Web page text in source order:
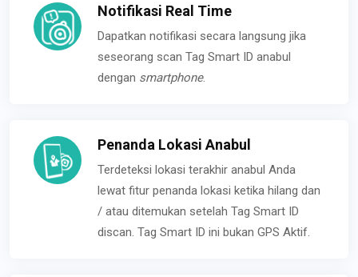
Notifikasi Real Time
Dapatkan notifikasi secara langsung jika
seseorang scan Tag Smart ID anabul
dengan smartphone.
Penanda Lokasi Anabul
Terdeteksi lokasi terakhir anabul Anda
lewat fitur penanda lokasi ketika hilang dan
/ atau ditemukan setelah Tag Smart ID
discan. Tag Smart ID ini bukan GPS Aktif.